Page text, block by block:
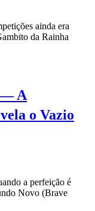
ainda era
da Rainha
— A
o Vazio
a perfeição é
Novo (Brave